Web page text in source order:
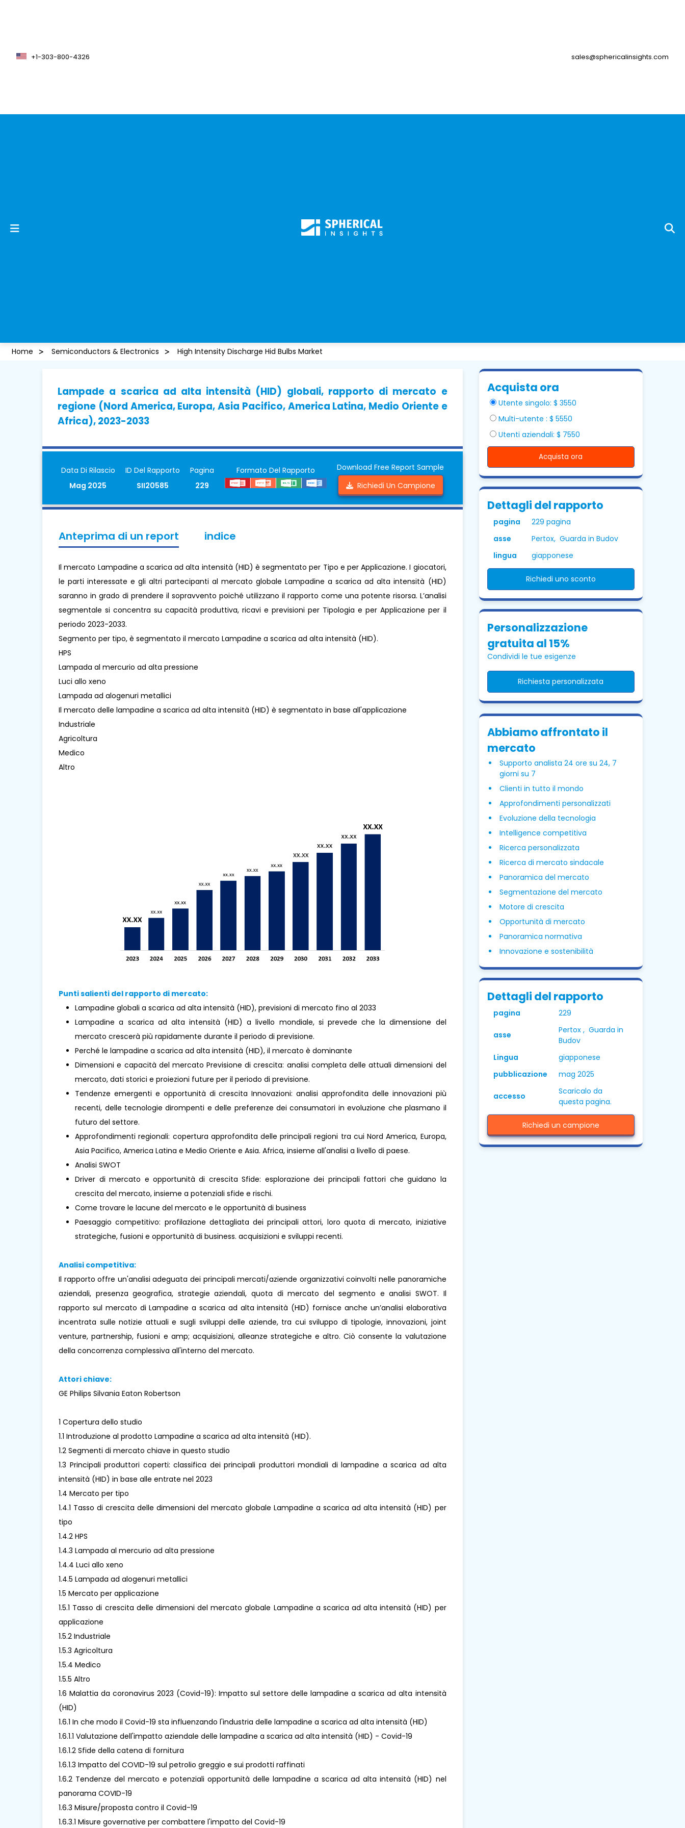
+1-303-800-4326 sales@sphericalinsights.com
Home Semiconductors & Electronics High Intensity Discharge Hid Bulbs Market
Lampade a scarica ad alta intensità (HID) globali, rapporto di mercato e
regione (Nord America, Europa, Asia Pacifico, America Latina, Medio Oriente e
Africa), 2023-2033
Data Di Rilascio
Mag 2025
ID Del Rapporto
SII20585
Pagina
229
Formato Del Rapporto
Download Free Report Sample
Richiedi Un Campione
Anteprima di un report indice
Il mercato Lampadine a scarica ad alta intensità (HID) è segmentato per Tipo e per Applicazione. I giocatori,
le parti interessate e gli altri partecipanti al mercato globale Lampadine a scarica ad alta intensità (HID)
saranno in grado di prendere il sopravvento poiché utilizzano il rapporto come una potente risorsa. L’analisi
segmentale si concentra su capacità produttiva, ricavi e previsioni per Tipologia e per Applicazione per il
periodo 2023-2033.
Segmento per tipo, è segmentato il mercato Lampadine a scarica ad alta intensità (HID).
HPS
Lampada al mercurio ad alta pressione
Luci allo xeno
Lampada ad alogenuri metallici
Il mercato delle lampadine a scarica ad alta intensità (HID) è segmentato in base all'applicazione
Industriale
Agricoltura
Medico
Altro
Punti salienti del rapporto di mercato:
Lampadine globali a scarica ad alta intensità (HID), previsioni di mercato fino al 2033
Lampadine a scarica ad alta intensità (HID) a livello mondiale, si prevede che la dimensione del
mercato crescerà più rapidamente durante il periodo di previsione.
Perché le lampadine a scarica ad alta intensità (HID), il mercato è dominante
Dimensioni e capacità del mercato Previsione di crescita: analisi completa delle attuali dimensioni del
mercato, dati storici e proiezioni future per il periodo di previsione.
Tendenze emergenti e opportunità di crescita Innovazioni: analisi approfondita delle innovazioni più
recenti, delle tecnologie dirompenti e delle preferenze dei consumatori in evoluzione che plasmano il
futuro del settore.
Approfondimenti regionali: copertura approfondita delle principali regioni tra cui Nord America, Europa,
Asia Pacifico, America Latina e Medio Oriente e Asia. Africa, insieme all'analisi a livello di paese.
Analisi SWOT
Driver di mercato e opportunità di crescita Sfide: esplorazione dei principali fattori che guidano la
crescita del mercato, insieme a potenziali sfide e rischi.
Come trovare le lacune del mercato e le opportunità di business
Paesaggio competitivo: profilazione dettagliata dei principali attori, loro quota di mercato, iniziative
strategiche, fusioni e opportunità di business. acquisizioni e sviluppi recenti.
Analisi competitiva:
Il rapporto offre un'analisi adeguata dei principali mercati/aziende organizzativi coinvolti nelle panoramiche
aziendali, presenza geografica, strategie aziendali, quota di mercato del segmento e analisi SWOT. Il
rapporto sul mercato di Lampadine a scarica ad alta intensità (HID) fornisce anche un’analisi elaborativa
incentrata sulle notizie attuali e sugli sviluppi delle aziende, tra cui sviluppo di tipologie, innovazioni, joint
venture, partnership, fusioni e amp; acquisizioni, alleanze strategiche e altro. Ciò consente la valutazione
della concorrenza complessiva all'interno del mercato.
Attori chiave:
GE Philips Silvania Eaton Robertson
1 Copertura dello studio
1.1 Introduzione al prodotto Lampadine a scarica ad alta intensità (HID).
1.2 Segmenti di mercato chiave in questo studio
1.3 Principali produttori coperti: classifica dei principali produttori mondiali di lampadine a scarica ad alta
intensità (HID) in base alle entrate nel 2023
1.4 Mercato per tipo
1.4.1 Tasso di crescita delle dimensioni del mercato globale Lampadine a scarica ad alta intensità (HID) per
tipo
1.4.2 HPS
1.4.3 Lampada al mercurio ad alta pressione
1.4.4 Luci allo xeno
1.4.5 Lampada ad alogenuri metallici
1.5 Mercato per applicazione
1.5.1 Tasso di crescita delle dimensioni del mercato globale Lampadine a scarica ad alta intensità (HID) per
applicazione
1.5.2 Industriale
1.5.3 Agricoltura
1.5.4 Medico
1.5.5 Altro
1.6 Malattia da coronavirus 2023 (Covid-19): Impatto sul settore delle lampadine a scarica ad alta intensità
(HID)
1.6.1 In che modo il Covid-19 sta influenzando l'industria delle lampadine a scarica ad alta intensità (HID)
1.6.1.1 Valutazione dell'impatto aziendale delle lampadine a scarica ad alta intensità (HID) - Covid-19
1.6.1.2 Sfide della catena di fornitura
1.6.1.3 Impatto del COVID-19 sul petrolio greggio e sui prodotti raffinati
1.6.2 Tendenze del mercato e potenziali opportunità delle lampadine a scarica ad alta intensità (HID) nel
panorama COVID-19
1.6.3 Misure/proposta contro il Covid-19
1.6.3.1 Misure governative per combattere l'impatto del Covid-19
Acquista ora
Utente singolo: $ 3550
Multi-utente : $ 5550
Utenti aziendali: $ 7550
Acquista ora
Dettagli del rapporto
pagina
229 pagina
asse
Pertox, Guarda in Budov
lingua
giapponese
Richiedi uno sconto
Personalizzazione
gratuita al 15%
Condividi le tue esigenze
Richiesta personalizzata
Abbiamo affrontato il
mercato
Supporto analista 24 ore su 24, 7
giorni su 7
Clienti in tutto il mondo
Approfondimenti personalizzati
Evoluzione della tecnologia
Intelligence competitiva
Ricerca personalizzata
Ricerca di mercato sindacale
Panoramica del mercato
Segmentazione del mercato
Motore di crescita
Opportunità di mercato
Panoramica normativa
Innovazione e sostenibilità
Dettagli del rapporto
pagina 229
asse
Pertox , Guarda in
Budov
Lingua
giapponese
pubblicazione
mag 2025
accesso
Scaricalo da
questa pagina.
Richiedi un campione